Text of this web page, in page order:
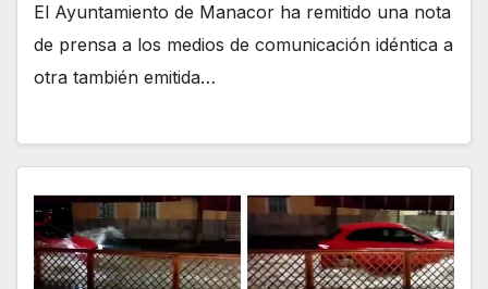
El Ayuntamiento de Manacor ha remitido una nota
de prensa a los medios de comunicación idéntica a
otra también emitida…